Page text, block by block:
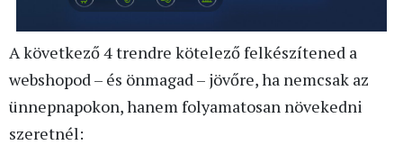
A következő 4 trendre kötelező felkészítened a
webshopod – és önmagad – jövőre, ha nemcsak az
ünnepnapokon, hanem folyamatosan növekedni
szeretnél: